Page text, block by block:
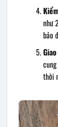
như
bảo
thời